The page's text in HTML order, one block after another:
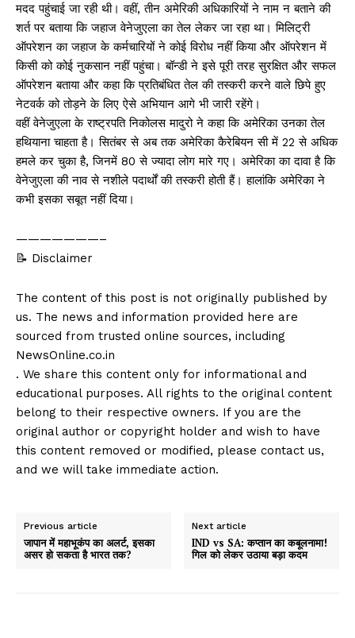
मदद पहुंचाई जा रही थी। वहीं, तीन अमेरिकी अधिकारियों ने नाम न बताने की
शर्त पर बताया कि जहाज वेनेजुएला का तेल लेकर जा रहा था। मिलिट्री
ऑपरेशन का जहाज के कर्मचारियों ने कोई विरोध नहीं किया और ऑपरेशन में
किसी को कोई नुकसान नहीं पहुंचा। बॉन्डी ने इसे पूरी तरह सुरक्षित और सफल
ऑपरेशन बताया और कहा कि प्रतिबंधित तेल की तस्करी करने वाले छिपे हुए
नेटवर्क को तोड़ने के लिए ऐसे अभियान आगे भी जारी रहेंगे।
वहीं वेनेजुएला के राष्ट्रपति निकोलस मादुरो ने कहा कि अमेरिका उनका तेल
हथियाना चाहता है। सितंबर से अब तक अमेरिका कैरेबियन सी में 22 से अधिक
हमले कर चुका है, जिनमें 80 से ज्यादा लोग मारे गए। अमेरिका का दावा है कि
वेनेजुएला की नाव से नशीले पदार्थों की तस्करी होती हैं। हालांकि अमेरिका ने
कभी इसका सबूत नहीं दिया।
———————–
📝 Disclaimer
The content of this post is not originally published by
us. The news and information provided here are
sourced from trusted online sources, including
NewsOnline.co.in
. We share this content only for informational and
educational purposes. All rights to the original content
belong to their respective owners. If you are the
original author or copyright holder and wish to have
this content removed or modified, please contact us,
and we will take immediate action.
Previous article
जापान में महाभूकंप का अलर्ट, इसका
असर हो सकता है भारत तक?
Next article
IND vs SA: कप्तान का कबूलनामा!
गिल को लेकर उठाया बड़ा कदम